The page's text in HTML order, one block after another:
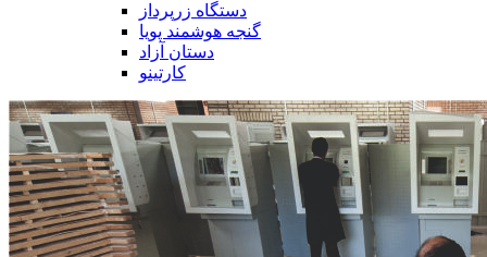
دستگاه زرپرداز
گنجه هوشمند پویا
دستان آزاد
کارتینو